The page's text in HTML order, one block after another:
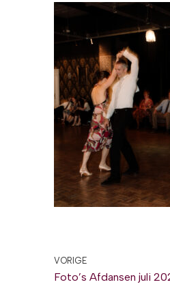
VORIGE
Foto’s Afdansen juli